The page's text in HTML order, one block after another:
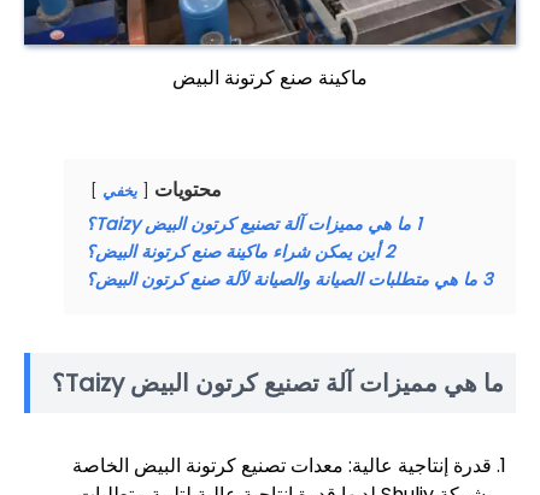
ماكينة صنع كرتونة البيض
محتويات يخفي
1 ما هي مميزات آلة تصنيع كرتون البيض Taizy؟
2 أين يمكن شراء ماكينة صنع كرتونة البيض؟
3 ما هي متطلبات الصيانة والصيانة لآلة صنع كرتون البيض؟
ما هي مميزات آلة تصنيع كرتون البيض Taizy؟
قدرة إنتاجية عالية: معدات تصنيع كرتونة البيض الخاصة